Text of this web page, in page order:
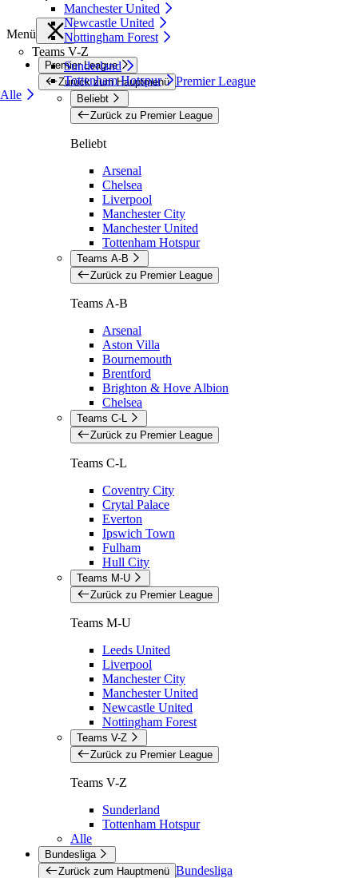
Manchester United
Newcastle United
Nottingham Forest
Teams V-Z
Sunderland
Tottenham Hotspur
Alle
Menü
Premier League
Zurück zum Hauptmenü Premier League
Beliebt
Zurück zu Premier League
Beliebt
Arsenal
Chelsea
Liverpool
Manchester City
Manchester United
Tottenham Hotspur
Teams A-B
Zurück zu Premier League
Teams A-B
Arsenal
Aston Villa
Bournemouth
Brentford
Brighton & Hove Albion
Chelsea
Teams C-L
Zurück zu Premier League
Teams C-L
Coventry City
Crytal Palace
Everton
Ipswich Town
Fulham
Hull City
Teams M-U
Zurück zu Premier League
Teams M-U
Leeds United
Liverpool
Manchester City
Manchester United
Newcastle United
Nottingham Forest
Teams V-Z
Zurück zu Premier League
Teams V-Z
Sunderland
Tottenham Hotspur
Alle
Bundesliga
Zurück zum Hauptmenü Bundesliga